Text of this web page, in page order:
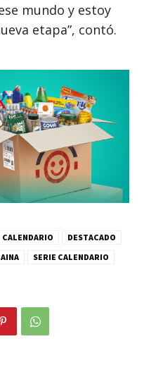
mundo y estoy
etapa”, contó.
CALENDARIO
DESTACADO
SERIE CALENDARIO